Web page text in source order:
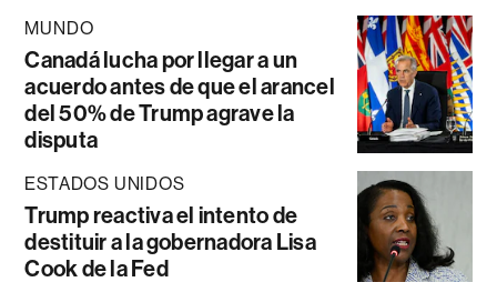
MUNDO
Canadá lucha por llegar a un
acuerdo antes de que el arancel
del 50% de Trump agrave la
disputa
ESTADOS UNIDOS
Trump reactiva el intento de
destituir a la gobernadora Lisa
Cook de la Fed